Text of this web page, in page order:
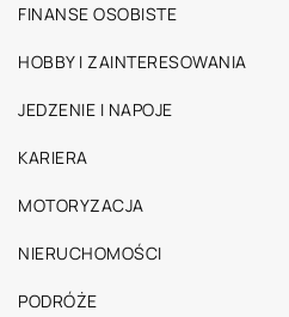
FINANSE OSOBISTE
HOBBY I ZAINTERESOWANIA
JEDZENIE I NAPOJE
KARIERA
MOTORYZACJA
NIERUCHOMOŚCI
PODRÓŻE